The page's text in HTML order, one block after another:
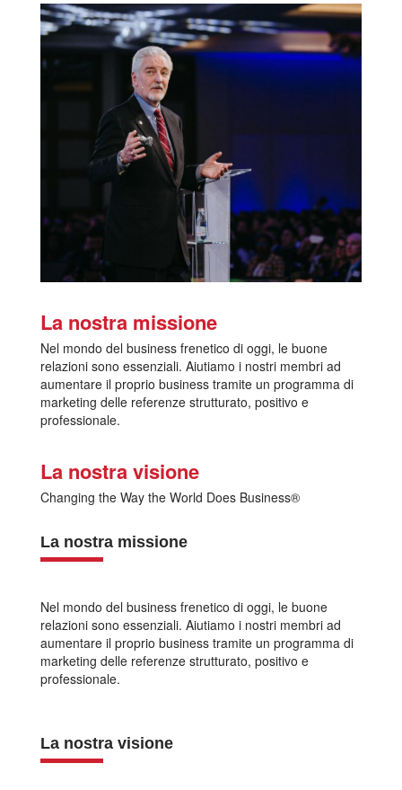
La nostra missione
Nel mondo del business frenetico di oggi, le buone
relazioni sono essenziali. Aiutiamo i nostri membri ad
aumentare il proprio business tramite un programma di
marketing delle referenze strutturato, positivo e
professionale.
La nostra visione
Changing the Way the World Does Business®
La nostra missione
Nel mondo del business frenetico di oggi, le buone
relazioni sono essenziali. Aiutiamo i nostri membri ad
aumentare il proprio business tramite un programma di
marketing delle referenze strutturato, positivo e
professionale.
La nostra visione